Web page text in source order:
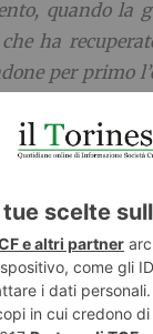
quando la
ha
per primo
cornice della
“impresa”
conosce
continua
E’ nato
il tempo”. I